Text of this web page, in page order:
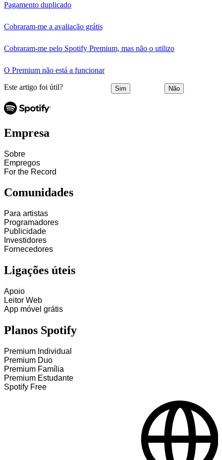
Pagamento duplicado
Cobraram-me a avaliação grátis
Cobraram-me pelo Spotify Premium, mas não o utilizo
O Premium não está a funcionar
Este artigo foi útil? Sim Não
Empresa
Sobre
Empregos
For the Record
Comunidades
Para artistas
Programadores
Publicidade
Investidores
Fornecedores
Ligações úteis
Apoio
Leitor Web
App móvel grátis
Planos Spotify
Premium Individual
Premium Duo
Premium Família
Premium Estudante
Spotify Free